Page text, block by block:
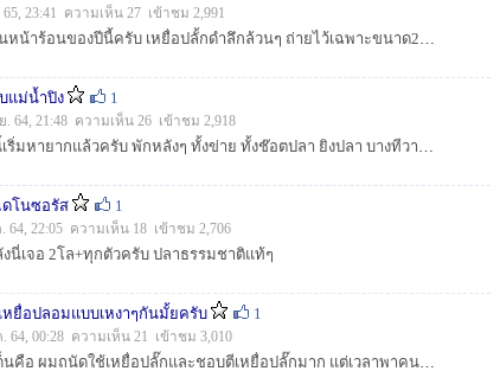
23:41 ความเห็น 27 เข้าชม 2,991
ผลงานหน้าร้อนของปีนี้ครับ เหยื่อปลั้กดำลึกล้วนๆ ถ่ายไว้เฉพาะขนาด2+ ต่ำกว่า2โลไม่ได้ถ่ายเก็บไว้ ต่ำกว่าโลปล่อยหมด...
แม่น้ำปิง 1
ย. 64, 21:48 ความเห็น 26 เข้าชม 2,918
ไซส์นี้เริ่มหายากแล้วครับ พักหลังๆ ทั้งข่าย ทั้งช๊อตปลา ยิงปลา บางทีวางยาอีก ไม่รู้เมื่อไหร่จะจับกันจริงจังซะที ก่อนที่จะไม่เหลือ...
โนซอรัส 1
64, 22:05 ความเห็น 18 เข้าชม 2,706
นี่เจอ 2โล+ทุกตัวครับ ปลาธรรมชาติแท้ๆ
หยื่อปลอมแบบเหงาๆกันมั้ยครับ 1
64, 00:28 ความเห็น 21 เข้าชม 3,010
ประเด็นคือ ผมถนัดใช้เหยื่อปลั๊กและชอบตีเหยื่อปลั๊กมาก แต่เวลาพาคนอื่นไปตีเค้าไม่ได้ตัว หมายที่ไปดันไม่กินเหยื่ออย่างอื่นอีกหรือนานๆกินเหยื่ออย่างอื่นท...